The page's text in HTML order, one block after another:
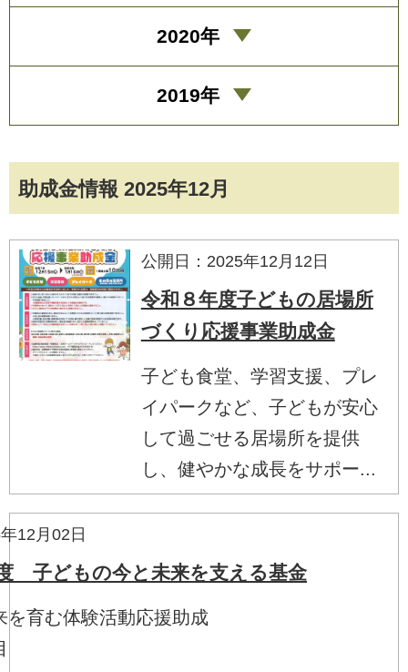
助成金情報 2025年12月
公開日：2025年12月12日
令和８年度子どもの居場所
づくり応援事業助成金
子ども食堂、学習支援、プレ
イパークなど、子どもが安心
して過ごせる居場所を提供
し、健やかな成長をサポー...
12月02日
子どもの今と未来を支える基金
を育む体験活動応援助成
2020年
2019年